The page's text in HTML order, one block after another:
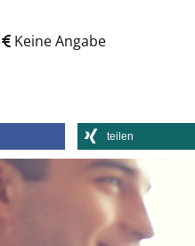
Keine Angabe
teilen